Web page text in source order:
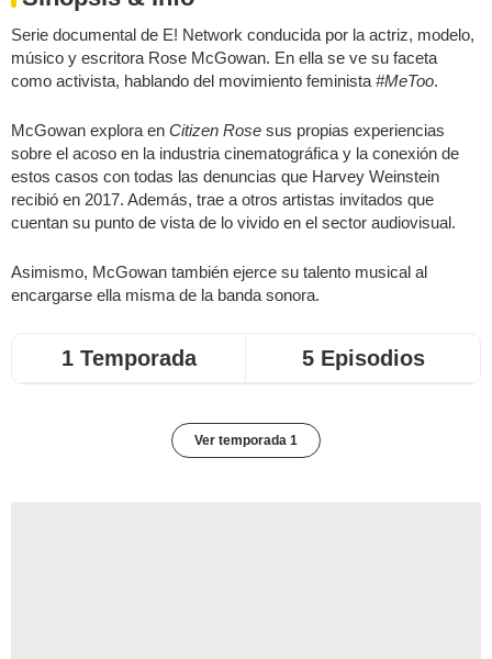
Serie documental de E! Network conducida por la actriz, modelo,
músico y escritora Rose McGowan. En ella se ve su faceta
como activista, hablando del movimiento feminista #MeToo.
McGowan explora en Citizen Rose sus propias experiencias
sobre el acoso en la industria cinematográfica y la conexión de
estos casos con todas las denuncias que Harvey Weinstein
recibió en 2017. Además, trae a otros artistas invitados que
cuentan su punto de vista de lo vivido en el sector audiovisual.
Asimismo, McGowan también ejerce su talento musical al
encargarse ella misma de la banda sonora.
1 Temporada 5 Episodios
Ver temporada 1